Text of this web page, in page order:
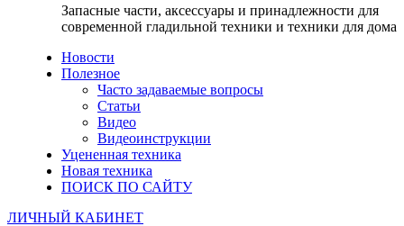
Запасные части, аксессуары и принадлежности для
современной гладильной техники и техники для дома
Новости
Полезное
Часто задаваемые вопросы
Статьи
Видео
Видеоинструкции
Уцененная техника
Новая техника
ПОИСК ПО САЙТУ
ЛИЧНЫЙ КАБИНЕТ